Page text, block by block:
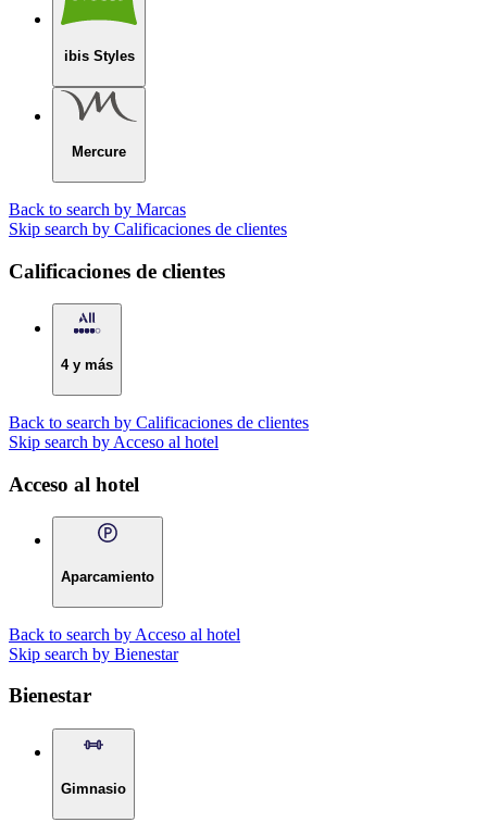
ibis Styles
Mercure
Back to search by Marcas
Skip search by Calificaciones de clientes
Calificaciones de clientes
4 y más
Back to search by Calificaciones de clientes
Skip search by Acceso al hotel
Acceso al hotel
Aparcamiento
Back to search by Acceso al hotel
Skip search by Bienestar
Bienestar
Gimnasio